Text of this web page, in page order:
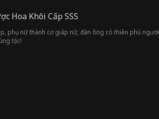
Hoa Khôi Cấp SSS
phụ nữ thành cơ giáp nữ, đàn ông có thiên phú
tộc!